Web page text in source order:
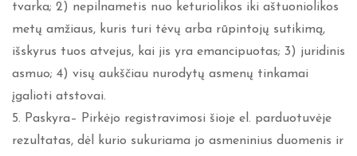
tvarka; 2) nepilnametis nuo keturiolikos iki aštuoniolikos
metų amžiaus, kuris turi tėvų arba rūpintojų sutikimą,
išskyrus tuos atvejus, kai jis yra emancipuotas; 3) juridinis
asmuo; 4) visų aukščiau nurodytų asmenų tinkamai
įgalioti atstovai.
5. Paskyra– Pirkėjo registravimosi šioje el. parduotuvėje
rezultatas, dėl kurio sukuriama jo asmeninius duomenis ir